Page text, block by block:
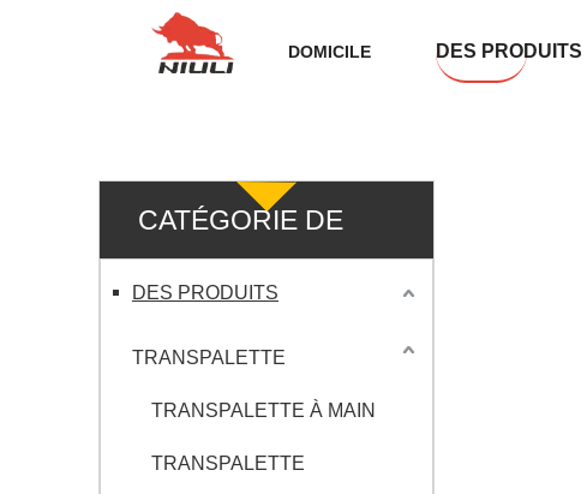
DOMICILE DES PRODUITS
CATÉGORIE DE
PRODUIT
DES PRODUITS
TRANSPALETTE
TRANSPALETTE À MAIN
TRANSPALETTE